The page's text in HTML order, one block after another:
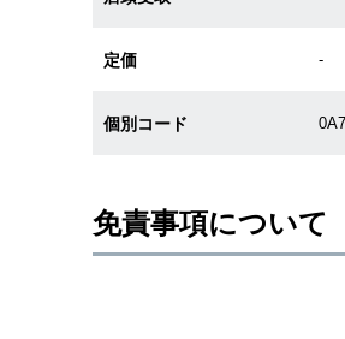
定価 -
個別コード
免責事項について